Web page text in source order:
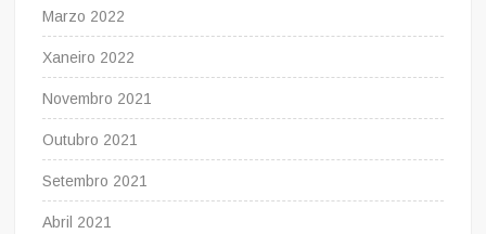
Marzo 2022
Xaneiro 2022
Novembro 2021
Outubro 2021
Setembro 2021
Abril 2021